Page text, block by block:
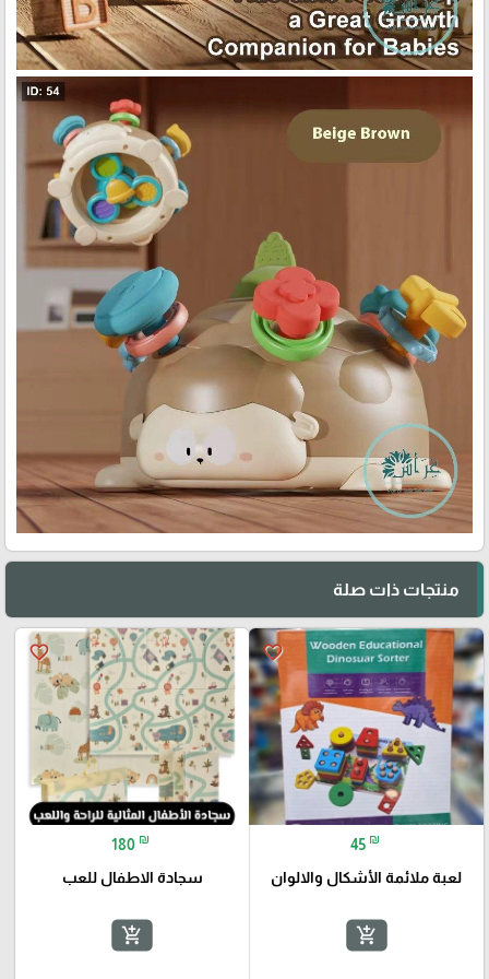
منتجات ذات صلة
favorite_border
45 ₪
لعبة ملائمة الأشكال والالوان
add_shopping_cart
favorite_border
180 ₪
سجادة الاطفال للعب
add_shopping_cart